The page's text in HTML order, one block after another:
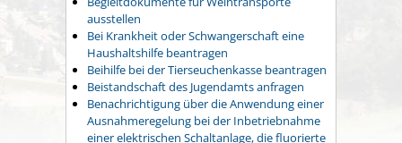
ausstellen
Bei Krankheit oder Schwangerschaft eine
Haushaltshilfe beantragen
Beihilfe bei der Tierseuchenkasse beantragen
Beistandschaft des Jugendamts anfragen
Benachrichtigung über die Anwendung einer
Ausnahmeregelung bei der Inbetriebnahme
einer elektrischen Schaltanlage, die fluorierte